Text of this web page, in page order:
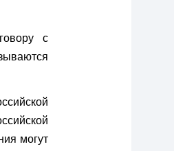
с
могут